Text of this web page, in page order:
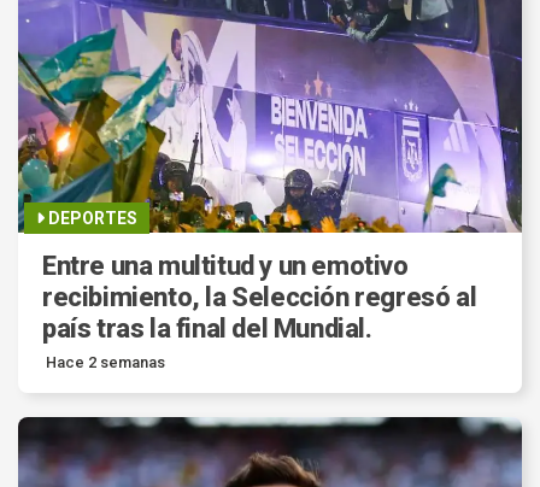
DEPORTES
Entre una multitud y un emotivo
recibimiento, la Selección regresó al
país tras la final del Mundial.
Hace 2 semanas